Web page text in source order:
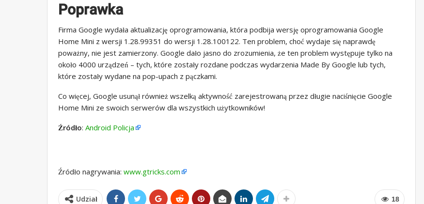
Poprawka
Firma Google wydała aktualizację oprogramowania, która podbija wersję oprogramowania Google
Home Mini z wersji 1.28.99351 do wersji 1.28.100122. Ten problem, choć wydaje się naprawdę
poważny, nie jest zamierzony. Google dało jasno do zrozumienia, że ​​ten problem występuje tylko na
około 4000 urządzeń – tych, które zostały rozdane podczas wydarzenia Made By Google lub tych,
które zostały wydane na pop-upach z pączkami.
Co więcej, Google usunął również wszelką aktywność zarejestrowaną przez długie naciśnięcie Google
Home Mini ze swoich serwerów dla wszystkich użytkowników!
Źródło: Android Policja
Źródło nagrywania: www.gtricks.com
18
Udział